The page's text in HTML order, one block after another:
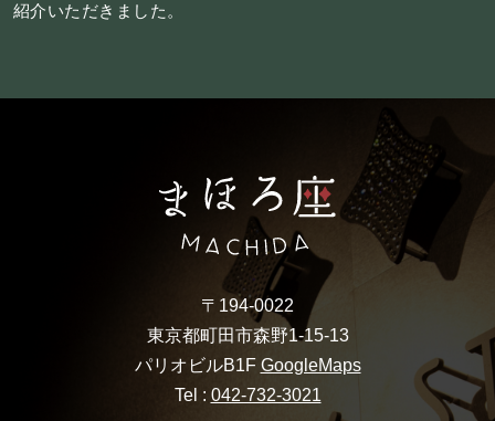
SCHEDULE
紹介いただきました。
〒194-0022
東京都町田市森野1-15-13
パリオビルB1F GoogleMaps
Tel : 042-732-3021